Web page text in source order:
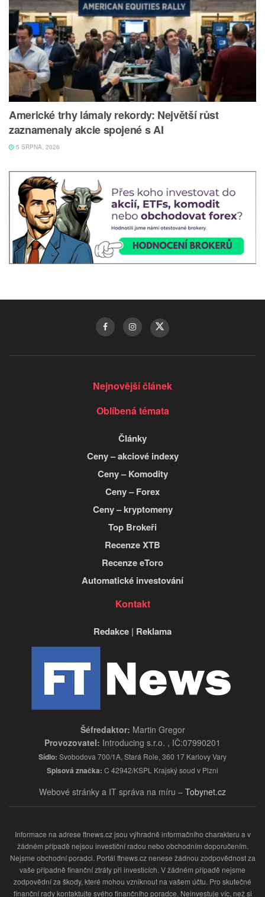
Americké trhy lámaly rekordy: Největší růst
zaznamenaly akcie spojené s AI
5 SRPNA, 2026
Nejnovější článek
Oblíbená témata
Články
Ceny – akciové indexy
Ceny – Komodity
Ceny – Forex
Ceny – kryptomeny
Top Brokeři
Recenze XTB
Recenze eToro
Automatické investování
Kontakt
Redakce | Reklama
Šéfredaktor: Martin Gregor
Provozovatel: Introducing s.r.o. , IČ:07990201
Sídlo: Svobodova 700/1A, Stará Role, 360 17 Karlovy Vary
Spisová značka: C 42942/KSPL Krajský soud v Plzni
Webové stránky a IT správa na míru – Tobynet.cz
Informace na adrese ftnews.cz jsou výhradně informačního charakteru a v
žádném případě nejsou investiční radou nebo obchodním doporučením.
Nejsme obchodní poradci. Portál ftnews.cz nenese žádnou zodpovědnost za
vaše případně finanční ztráty při investicích. V žádném případě nejsme
zodpovědní za škody, které mohou vzniknout na vašem účtu. Pro skutečné
finanční rady kontaktujte svého finančního poradce. Neinvestuje víc, než si